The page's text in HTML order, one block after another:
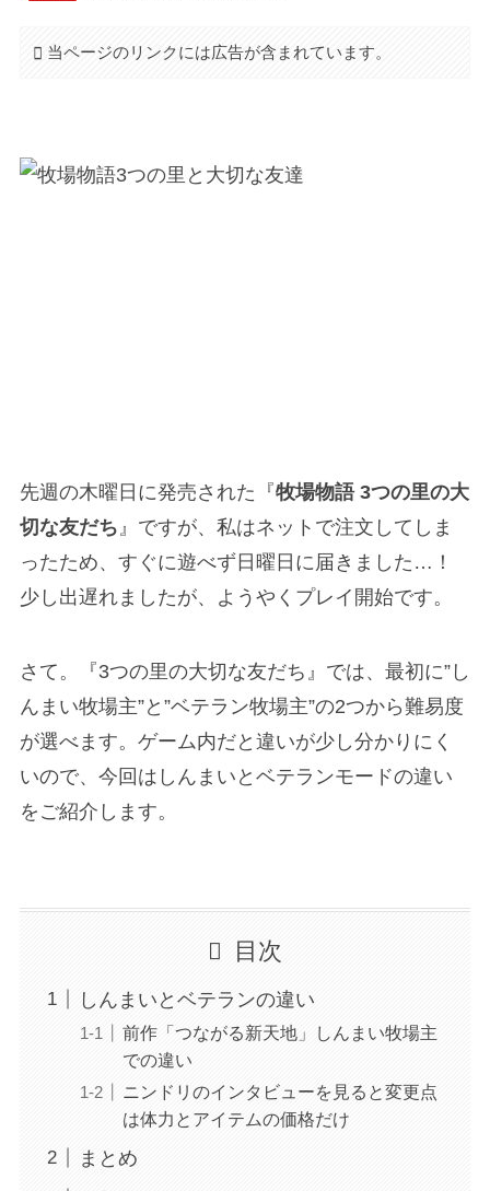
当ページのリンクには広告が含まれています。
先週の木曜日に発売された『牧場物語 3つの里の大
切な友だち』ですが、私はネットで注文してしま
ったため、すぐに遊べず日曜日に届きました…！
少し出遅れましたが、ようやくプレイ開始です。
さて。『3つの里の大切な友だち』では、最初に”し
んまい牧場主”と”ベテラン牧場主”の2つから難易度
が選べます。ゲーム内だと違いが少し分かりにく
いので、今回はしんまいとベテランモードの違い
をご紹介します。
目次
しんまいとベテランの違い
前作「つながる新天地」しんまい牧場主
での違い
ニンドリのインタビューを見ると変更点
は体力とアイテムの価格だけ
まとめ